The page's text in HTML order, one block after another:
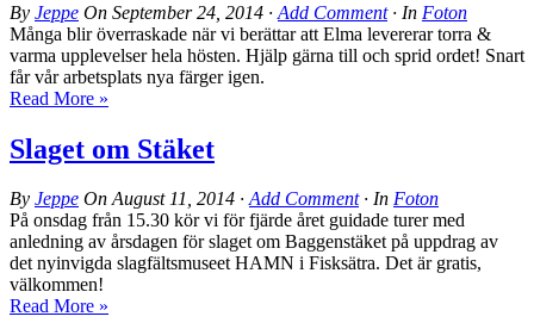
By Jeppe On September 24, 2014 · Add Comment· In Foton
Många blir överraskade när vi berättar att Elma levererar torra &
varma upplevelser hela hösten. Hjälp gärna till och sprid ordet! Snart
får vår arbetsplats nya färger igen.
Read More »
Slaget om Stäket
By Jeppe OnAugust 11, 2014 ·Add Comment· In Foton
På onsdag från 15.30 kör vi för fjärde året guidade turer med
anledning av årsdagen för slaget om Baggenstäket på uppdrag av
det nyinvigda slagfältsmuseet HAMN i Fisksätra. Det är gratis,
välkommen!
Read More »